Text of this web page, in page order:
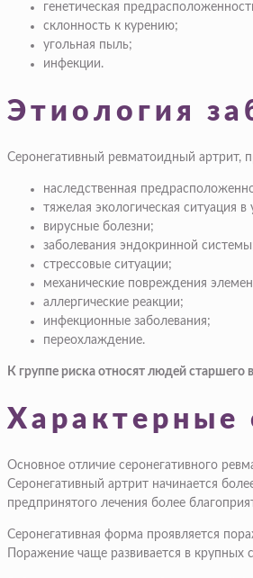
генетическая
склонность к курению;
угольная пыль;
инфекции.
Этиология
Серонегативный ревматоидный артрит,
наследственная
тяжелая экологическая ситуация
вирусные болезни;
заболевания эндокринной
стрессовые ситуации;
механические повреждения
аллергические реакции;
инфекционные заболевания;
переохлаждение.
К группе риска относят людей
Основное отличие серонегативного
Серонегативный артрит начинается
предпринятого лечения более
Серонегативная форма проявляется
Поражение чаще развивается в крупных